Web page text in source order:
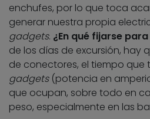
enchufes, por lo que toca
generar nuestra propia
gadgets. ¿En qué fijarse
de los días de excursión, hay
de conectores, el tiempo que
gadgets(potencia en
que ocupan, sobre todo en
peso, especialmente en las